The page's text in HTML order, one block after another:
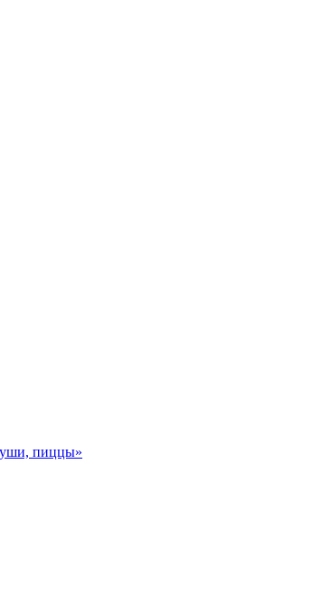
пиццы»